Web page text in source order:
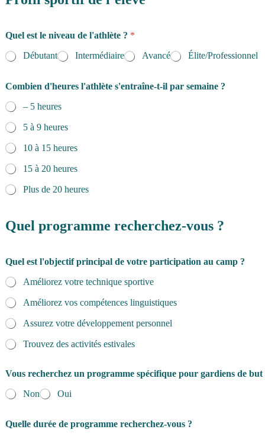
Quel est le niveau de l'athlète ? *
Débutant
Intermédiaire Avancé Élite/Professionnel
Combien d'heures l'athlète s'entraîne-t-il par semaine ?
– 5 heures
5 à 9 heures
10 à 15 heures
15 à 20 heures
Plus de 20 heures
Quel programme recherchez-vous ?
Quel est l'objectif principal de votre participation au camp ?
Améliorez votre technique sportive
Améliorez vos compétences linguistiques
Assurez votre développement personnel
Trouvez des activités estivales
Vous recherchez un programme spécifique pour gardiens de but
Non
Oui
Quelle durée de programme recherchez-vous ?